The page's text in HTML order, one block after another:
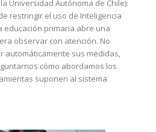
Universidad Autónoma de Chile):
restringir el uso de Inteligencia
educación primaria abre una
observar con atención. No
automáticamente sus medidas,
cómo abordamos los
suponen al sistema